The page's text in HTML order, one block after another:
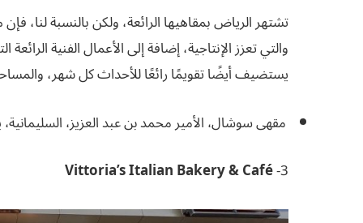
والتي تعزز الإنتاجية، إضافة إلى الأعمال الفنية
يستضيف أيضًا تقويمًا رائعًا للأحداث كل شهر،
مقهى سوشال، الأمير محمد بن عبد العزيز، السليمانية، يوميا من 8 صباحا
3-